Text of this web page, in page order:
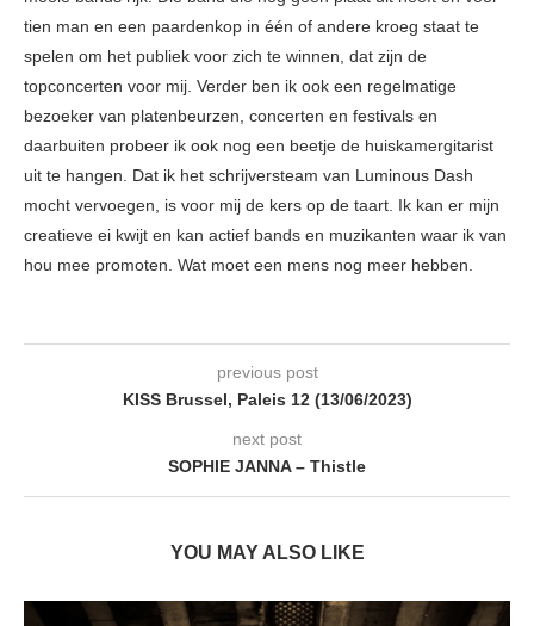
tien man en een paardenkop in één of andere kroeg staat te
spelen om het publiek voor zich te winnen, dat zijn de
topconcerten voor mij. Verder ben ik ook een regelmatige
bezoeker van platenbeurzen, concerten en festivals en
daarbuiten probeer ik ook nog een beetje de huiskamergitarist
uit te hangen. Dat ik het schrijversteam van Luminous Dash
mocht vervoegen, is voor mij de kers op de taart. Ik kan er mijn
creatieve ei kwijt en kan actief bands en muzikanten waar ik van
hou mee promoten. Wat moet een mens nog meer hebben.
previous post
KISS Brussel, Paleis 12 (13/06/2023)
next post
SOPHIE JANNA – Thistle
YOU MAY ALSO LIKE